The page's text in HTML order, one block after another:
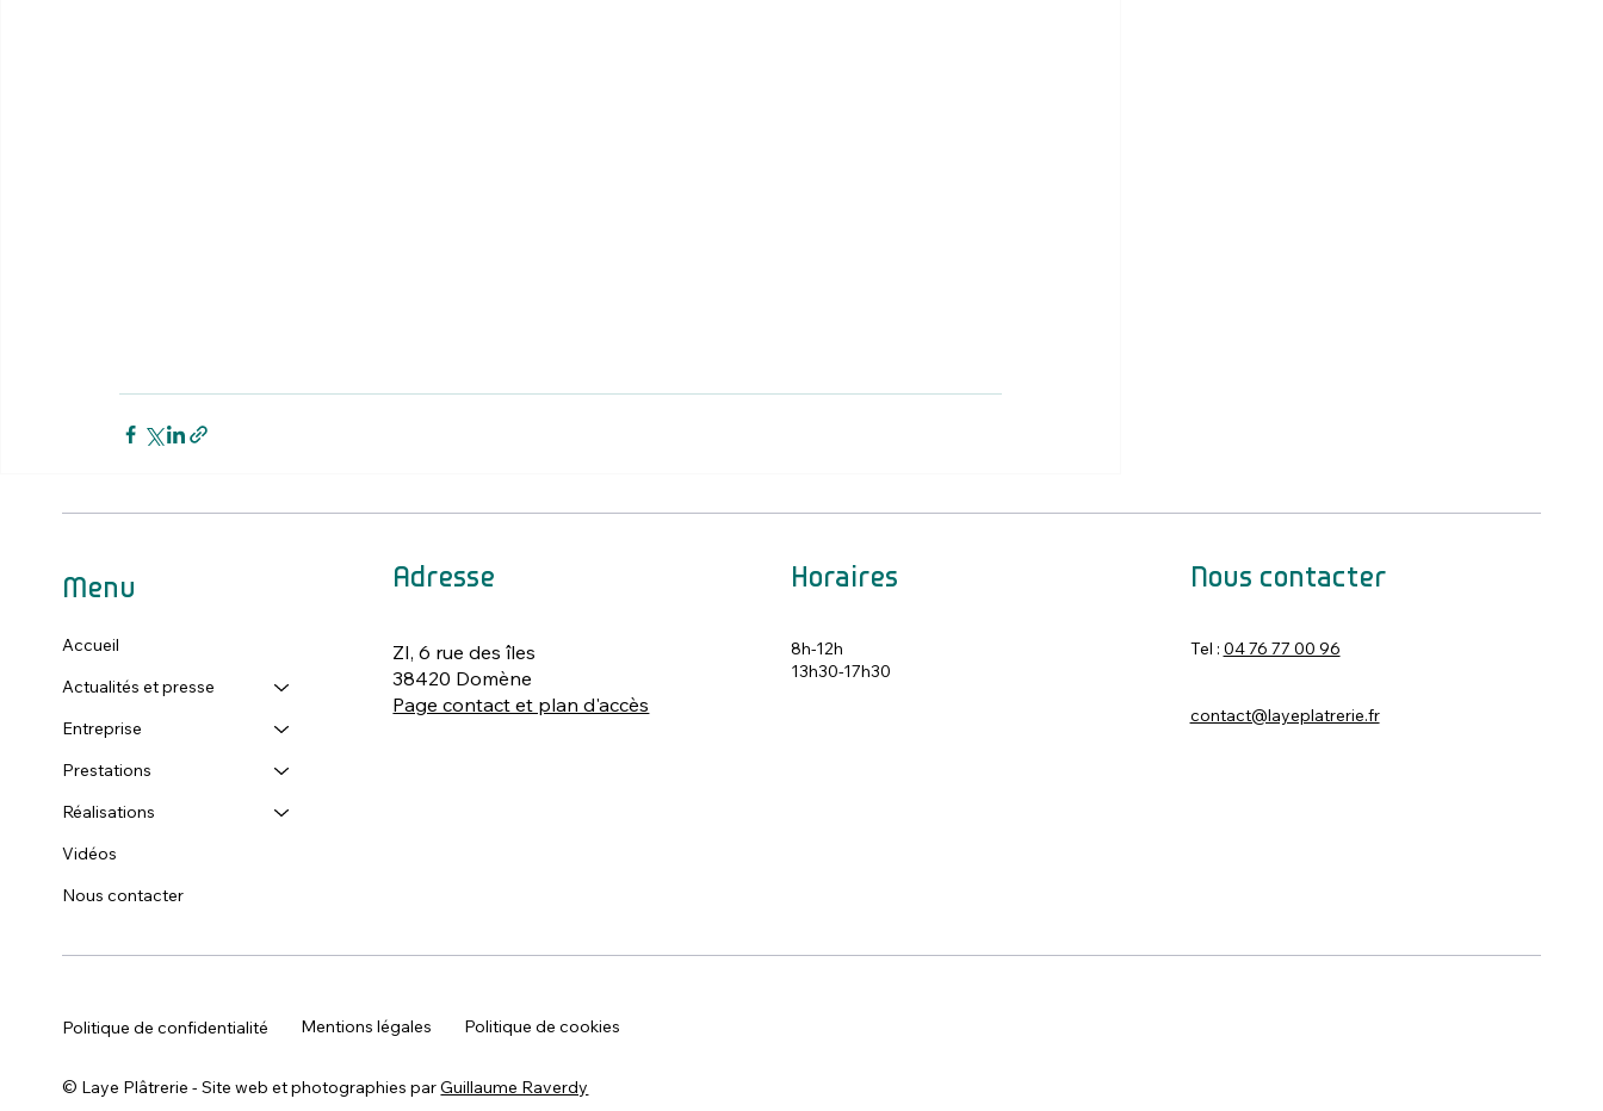
Menu
Accueil
Actualités et presse
Entreprise
Prestations
Réalisations
Vidéos
Nous contacter
Adresse
ZI, 6 rue des îles
38420 Domène
Page contact et plan d'accès
Horaires
8h-12h
13h30-17h30
Nous contacter
Tel : 04 76 77 00 96
contact@layeplatrerie.fr
Politique de confidentialité Mentions légales Politique de cookies
© Laye Plâtrerie - Site web et photographies parGuillaume Raverdy